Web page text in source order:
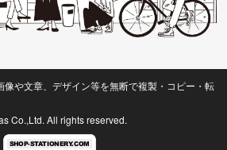
像や文章、デザイン等を無断で複製・コピー・転
Co.,Ltd. All rights reserved.